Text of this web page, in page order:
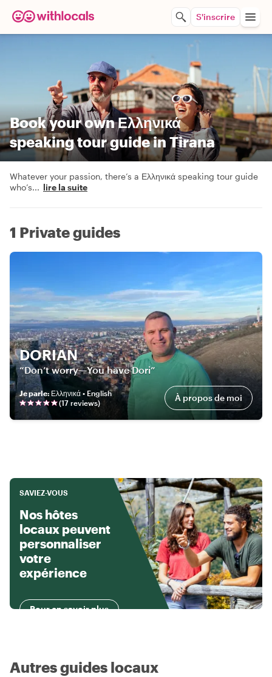
S'inscrire
Book your own Ελληνικά
speaking tour guide in Tirana
Whatever your passion, there’s a Ελληνικά speaking tour guide
who’s... lire la suite
1 Private guides
DORIAN
“Don’t worry—You have Dori”
Je parle: Ελληνικά • English
(17 reviews) À propos de moi
SAVIEZ-VOUS
Nos hôtes
locaux peuvent
personnaliser
votre
expérience
Pour en savoir plus
Autres guides locaux